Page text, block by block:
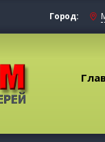
Город: